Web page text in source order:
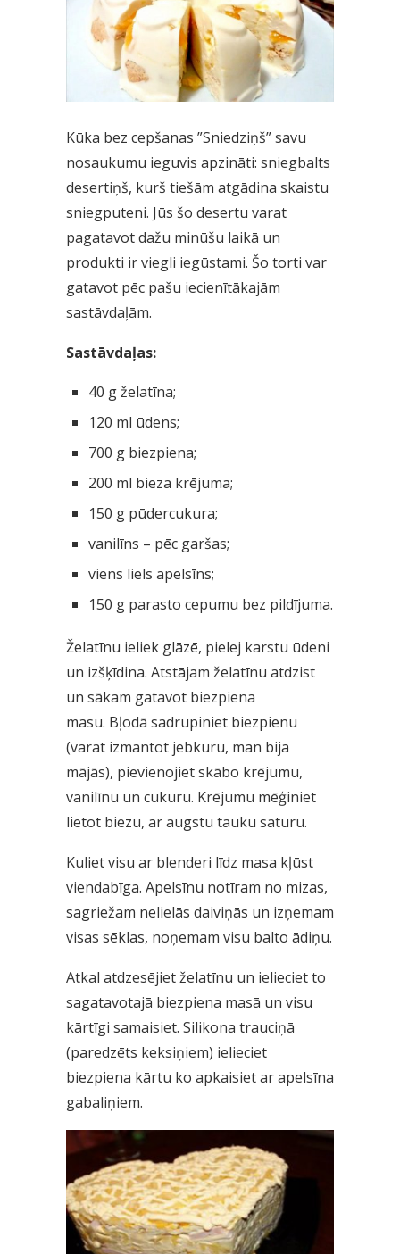
Kūka bez cepšanas ”Sniedziņš” savu
nosaukumu ieguvis apzināti: sniegbalts
desertiņš, kurš tiešām atgādina skaistu
sniegputeni. Jūs šo desertu varat
pagatavot dažu minūšu laikā un
produkti ir viegli iegūstami. Šo torti var
gatavot pēc pašu iecienītākajām
sastāvdaļām.
Sastāvdaļas:
40 g želatīna;
120 ml ūdens;
700 g biezpiena;
200 ml bieza krējuma;
150 g pūdercukura;
vanilīns – pēc garšas;
viens liels apelsīns;
150 g parasto cepumu bez pildījuma.
Želatīnu ieliek glāzē, pielej karstu ūdeni
un izšķīdina. Atstājam želatīnu atdzist
un sākam gatavot biezpiena
masu. Bļodā sadrupiniet biezpienu
(varat izmantot jebkuru, man bija
mājās), pievienojiet skābo krējumu,
vanilīnu un cukuru. Krējumu mēģiniet
lietot biezu, ar augstu tauku saturu.
Kuliet visu ar blenderi līdz masa kļūst
viendabīga. Apelsīnu notīram no mizas,
sagriežam nelielās daiviņās un izņemam
visas sēklas, noņemam visu balto ādiņu.
Atkal atdzesējiet želatīnu un ielieciet to
sagatavotajā biezpiena masā un visu
kārtīgi samaisiet. Silikona trauciņā
(paredzēts keksiņiem) ielieciet
biezpiena kārtu ko apkaisiet ar apelsīna
gabaliņiem.